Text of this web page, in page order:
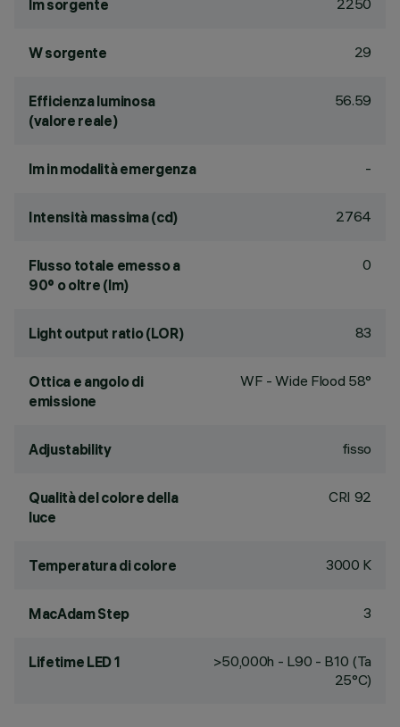
lm sorgente 2250
W sorgente 29
Efficienza luminosa
(valore reale)
56.59
lm in modalità emergenza -
Intensità massima (cd) 2764
Flusso totale emesso a
90° o oltre (lm)
0
Light output ratio (LOR) 83
Ottica e angolo di
emissione
WF - Wide Flood 58°
Adjustability fisso
Qualità del colore della
luce
CRI 92
Temperatura di colore 3000 K
MacAdam Step 3
Lifetime LED 1
>50,000h - L90 - B10 (Ta
25°C)